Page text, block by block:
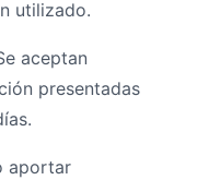
utilizado.
aceptan
presentadas
aportar